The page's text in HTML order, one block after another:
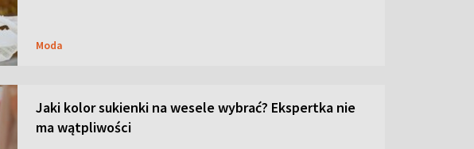
Moda
Jaki kolor sukienki na wesele wybrać? Ekspertka nie
ma wątpliwości